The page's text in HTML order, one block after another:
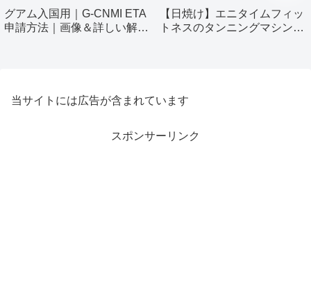
グアム入国用｜G-CNMI ETA
申請方法｜画像＆詳しい解説
【日焼け】エニタイムフィッ
トネスのタンニングマシン使
当サイトには広告が含まれています
スポンサーリンク